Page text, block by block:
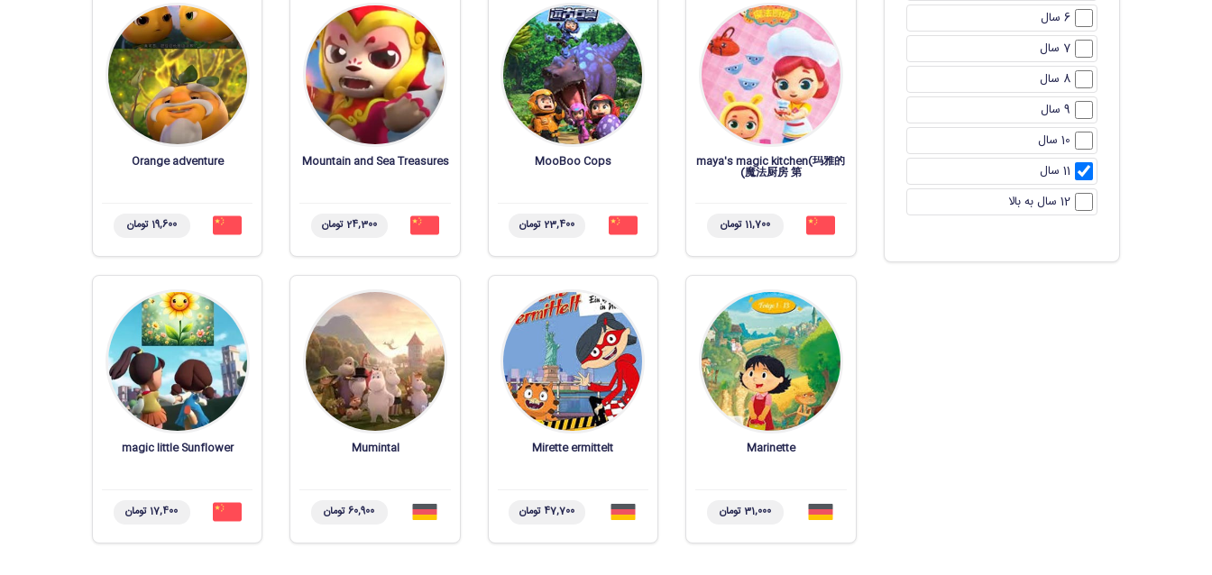
6 سال
7 سال
8 سال
9 سال
10 سال
11 سال
12 سال به بالا
Orange adventure
19,600 تومان
Mountain and Sea Treasures
24,300 تومان
MooBoo Cops
23,400 تومان
maya's magic kitchen(玛雅的
魔法厨房 第)
11,700 تومان
magic little Sunflower
17,400 تومان
Mumintal
60,900 تومان
Mirette ermittelt
47,700 تومان
Marinette
31,000 تومان